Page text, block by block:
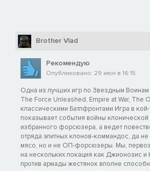
Brother Vlad
Рекомендую
Опубликовано: 29 июн в 16:15
Одна из лучших игр по Звездным Воинам
The Force Unleashed, Empire at War, The
классическими Батлфронтами Игра в
показывает события войны клонической
избранного форсюзера, а ведет
отряда элитных клонов-коммандос, да
мясо, но и не ОП-форсюзеры. Мы,
на нескольких локация как Джионозис
против армады жестянок вполне